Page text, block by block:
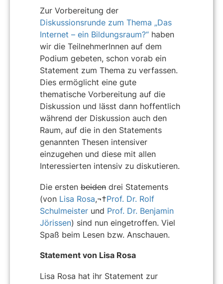
Zur Vorbereitung der
Diskussionsrunde zum Thema „Das
Internet – ein Bildungsraum?“ haben
wir die TeilnehmerInnen auf dem
Podium gebeten, schon vorab ein
Statement zum Thema zu verfassen.
Dies ermöglicht eine gute
thematische Vorbereitung auf die
Diskussion und lässt dann hoffentlich
während der Diskussion auch den
Raum, auf die in den Statements
genannten Thesen intensiver
einzugehen und diese mit allen
Interessierten intensiv zu diskutieren.
Die ersten beiden drei Statements
(von Lisa Rosa,¬†Prof. Dr. Rolf
Schulmeister und Prof. Dr. Benjamin
Jörissen) sind nun eingetroffen. Viel
Spaß beim Lesen bzw. Anschauen.
Statement von Lisa Rosa
Lisa Rosa hat ihr Statement zur